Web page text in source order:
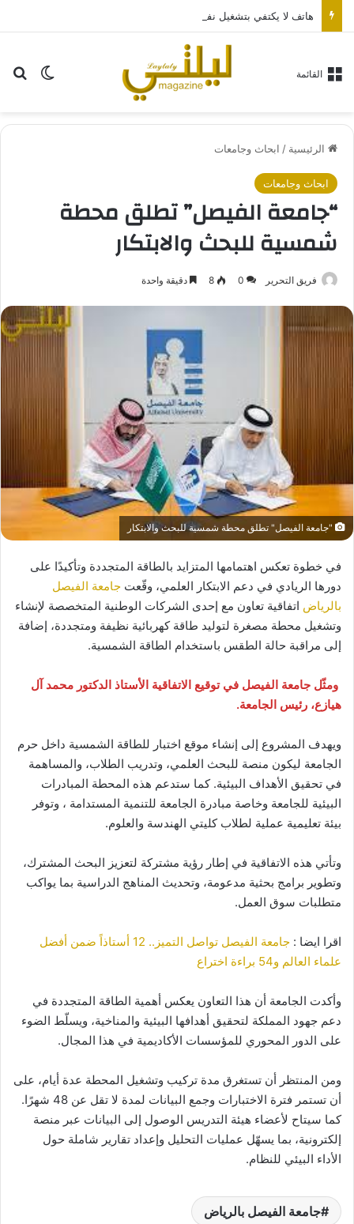
الوضع القائمة
الرئيسية / ابحاث وجامعات
ابحاث وجامعات
“جامعة الفيصل” تطلق محطة
شمسية للبحث والابتكار
فريق التحرير 0
8 دقيقة واحدة
"جامعة الفيصل" تطلق محطة شمسية للبحث والابتكار
في خطوة تعكس اهتمامها المتزايد بالطاقة المتجددة وتأكيدًا على
دورها الريادي في دعم الابتكار العلمي، وقّعت جامعة الفيصل
بالرياض اتفاقية تعاون مع إحدى الشركات الوطنية المتخصصة لإنشاء
وتشغيل محطة مصغرة لتوليد طاقة كهربائية نظيفة ومتجددة، إضافة
إلى مراقبة حالة الطقس باستخدام الطاقة الشمسية.
ومثّل جامعة الفيصل في توقيع الاتفاقية الأستاذ الدكتور محمد آل
هيازع، رئيس الجامعة.
ويهدف المشروع إلى إنشاء موقع اختبار للطاقة الشمسية داخل حرم
الجامعة ليكون منصة للبحث العلمي، وتدريب الطلاب، والمساهمة
في تحقيق الأهداف البيئية. كما ستدعم هذه المحطة المبادرات
البيئية للجامعة وخاصة مبادرة الجامعة للتنمية المستدامة ، وتوفر
بيئة تعليمية عملية لطلاب كليتي الهندسة والعلوم.
وتأتي هذه الاتفاقية في إطار رؤية مشتركة لتعزيز البحث المشترك،
وتطوير برامج بحثية مدعومة، وتحديث المناهج الدراسية بما يواكب
متطلبات سوق العمل.
اقرا ايضا :
جامعة الفيصل تواصل التميز.. 12 أستاذاً ضمن أفضل
علماء العالم و54 براءة اختراع
وأكدت الجامعة أن هذا التعاون يعكس أهمية الطاقة المتجددة في
دعم جهود المملكة لتحقيق أهدافها البيئية والمناخية، ويسلّط الضوء
على الدور المحوري للمؤسسات الأكاديمية في هذا المجال.
ومن المنتظر أن تستغرق مدة تركيب وتشغيل المحطة عدة أيام، على
أن تستمر فترة الاختبارات وجمع البيانات لمدة لا تقل عن 48 شهرًا.
كما سيتاح لأعضاء هيئة التدريس الوصول إلى البيانات عبر منصة
إلكترونية، بما يسهّل عمليات التحليل وإعداد تقارير شاملة حول
الأداء البيئي للنظام.
جامعة الفيصل بالرياض